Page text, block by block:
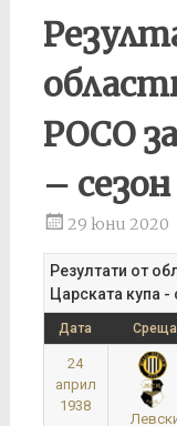
РОСО
– сезон
29 юни 2020
Резултати от
Царската купа -
Дата Среща
24
април
1938